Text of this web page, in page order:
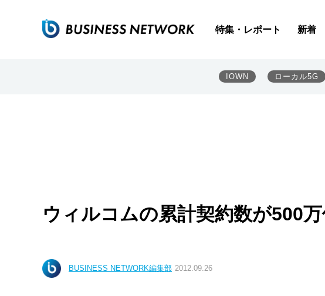
特集・レポート 新着
IOWN ローカル5G
ウィルコムの累計契約数が500
BUSINESS NETWORK編集部 2012.09.26